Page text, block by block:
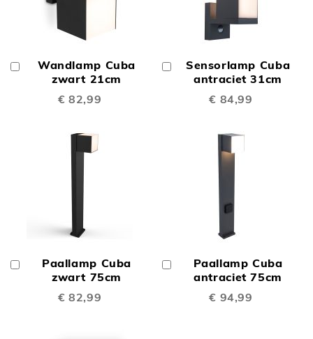
Wandlamp Cuba
zwart 21cm
€ 82,99
Winkelwagen
Sensorlamp Cuba
antraciet 31cm
€ 84,99
Winkelwagen
Paallamp Cuba
zwart 75cm
€ 82,99
Winkelwagen
Paallamp Cuba
antraciet 75cm
€ 94,99
Winkelwagen